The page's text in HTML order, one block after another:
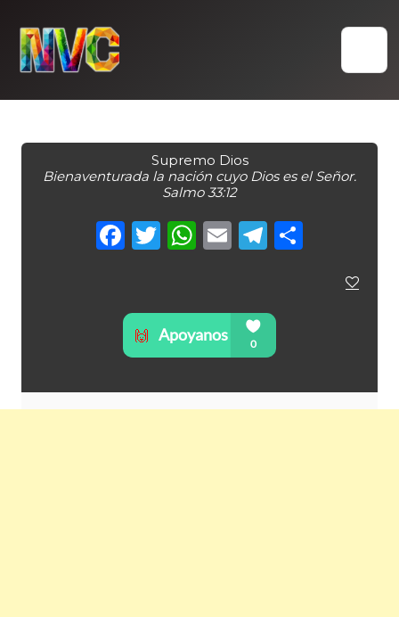
content
Supremo Dios
Bienaventurada la nación cuyo Dios es el Señor.
Salmo 33:12
Facebook
Twitter
WhatsApp
Email